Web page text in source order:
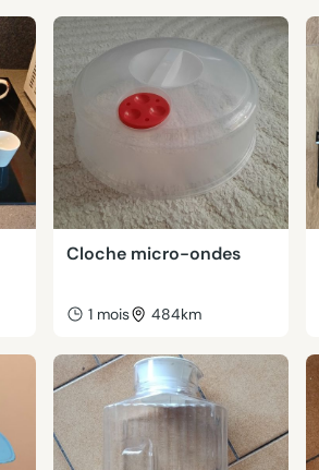
Cloche micro-ondes
1 mois 484km